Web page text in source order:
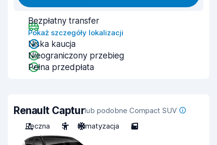
Bezpłatny transfer
Pokaż szczegóły lokalizacji
Niska kaucja
Nieograniczony przebieg
Pełna przedpłata
Renault Capturlub podobne Compact SUV
Ręczna
5 Klimatyzacja 5